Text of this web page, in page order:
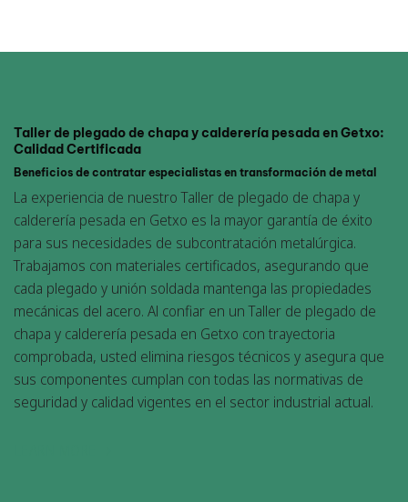
Taller de plegado de chapa y calderería pesada en Getxo:
Calidad Certificada
Beneficios de contratar especialistas en transformación de metal
La experiencia de nuestro Taller de plegado de chapa y
calderería pesada en Getxo es la mayor garantía de éxito
para sus necesidades de subcontratación metalúrgica.
Trabajamos con materiales certificados, asegurando que
cada plegado y unión soldada mantenga las propiedades
mecánicas del acero. Al confiar en un Taller de plegado de
chapa y calderería pesada en Getxo con trayectoria
comprobada, usted elimina riesgos técnicos y asegura que
sus componentes cumplan con todas las normativas de
seguridad y calidad vigentes en el sector industrial actual.